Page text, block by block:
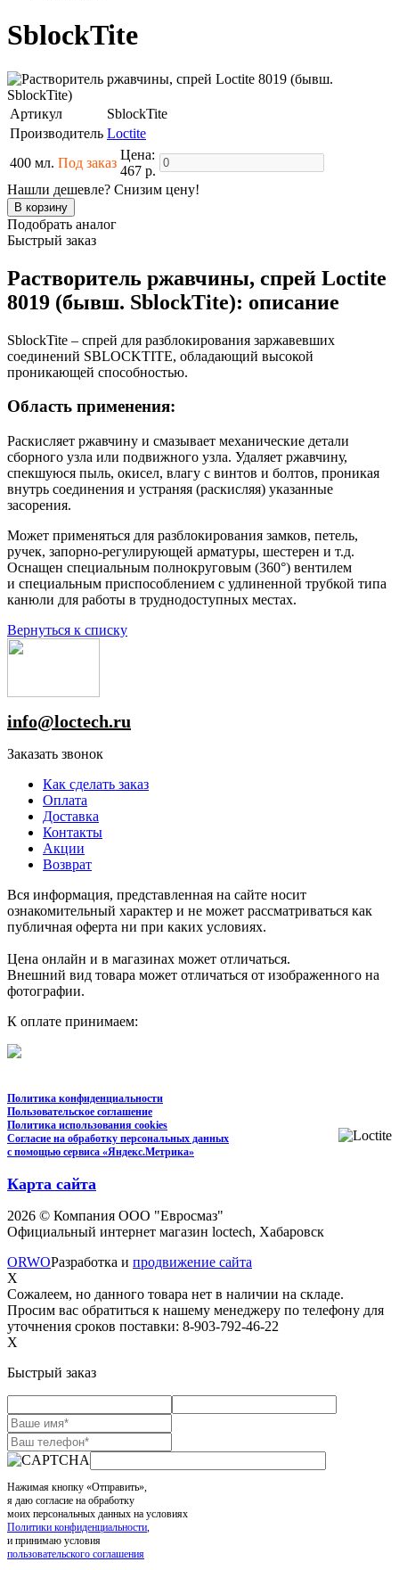
SblockTite
Артикул
SblockTite
Производитель Loctite
400 мл. Под заказ
Цена:
467 р.
Нашли дешевле? Снизим цену!
Подобрать аналог
Быстрый заказ
Растворитель ржавчины, спрей Loctite
8019 (бывш. SblockTite): описание
SblockTite – спрей для разблокирования заржавевших
соединений SBLOCKTITE, обладающий высокой
проникающей способностью.
Область применения:
Раскисляет ржавчину и смазывает механические детали
сборного узла или подвижного узла. Удаляет ржавчину,
спекшуюся пыль, окисел, влагу с винтов и болтов, проникая
внутрь соединения и устраняя (раскисляя) указанные
засорения.
Может применяться для разблокирования замков, петель,
ручек, запорно-регулирующей арматуры, шестерен и т.д.
Оснащен специальным полнокруговым (360°) вентилем
и специальным приспособлением с удлиненной трубкой типа
канюли для работы в труднодоступных местах.
Вернуться к списку
info@loctech.ru
Заказать звонок
Как сделать заказ
Оплата
Доставка
Контакты
Акции
Возврат
Вся информация, представленная на сайте носит
ознакомительный характер и не может рассматриваться как
публичная оферта ни при каких условиях.
Цена онлайн и в магазинах может отличаться.
Внешний вид товара может отличаться от изображенного на
фотографии.
К оплате принимаем:
Политика конфиденциальности
Пользовательское соглашение
Политика использования cookies
Согласие на обработку персональных данных
с помощью сервиса «Яндекс.Метрика»
Карта сайта
2026 © Компания ООО "Евросмаз"
Официальный интернет магазин loctech, Хабаровск
ORWOРазработка и продвижение сайта
X
Сожалеем, но данного товара нет в наличии на складе.
Просим вас обратиться к нашему менеджеру по телефону для
уточнения сроков поставки: 8-903-792-46-22
X
Быстрый заказ
Нажимая кнопку «Отправить»,
я даю согласие на обработку
моих персональных данных на условиях
Политики конфиденциальности,
и принимаю условия
пользовательского соглашения